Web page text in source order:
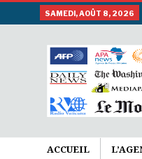
SAMEDI, AOÛT 8, 2026
ACCUEIL